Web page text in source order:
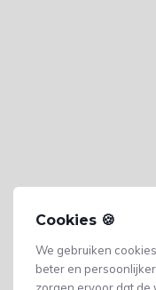
Cookies 🍪
We gebruiken
beter en
zorgen ervoor dat de